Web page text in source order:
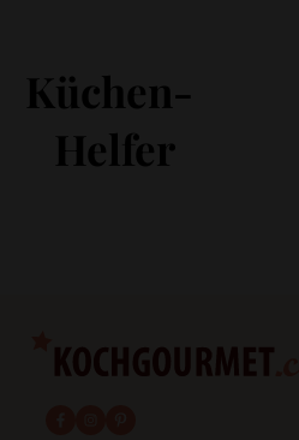
Küchen-
Helfer